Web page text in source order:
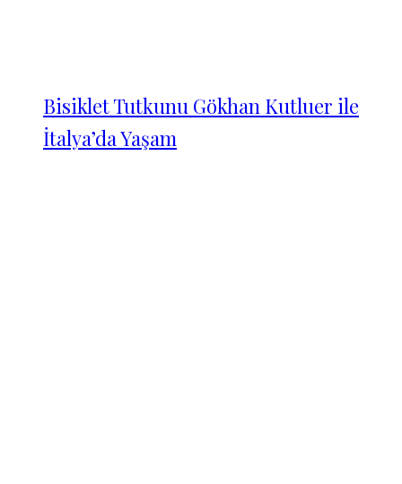
Bisiklet Tutkunu Gökhan Kutluer ile
İtalya’da Yaşam